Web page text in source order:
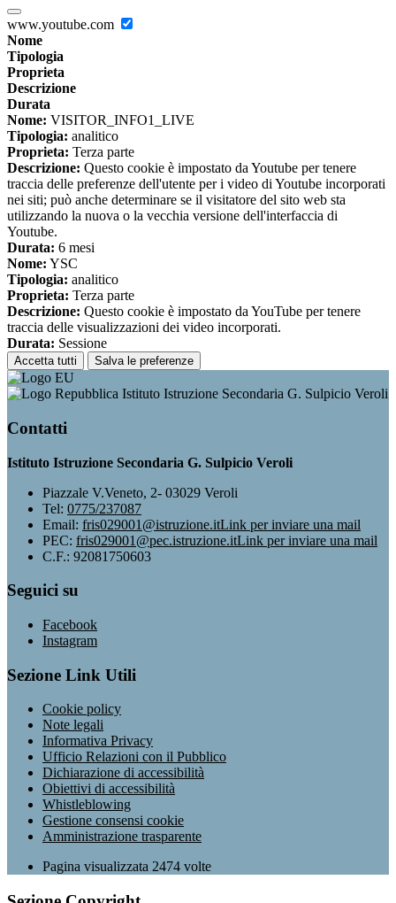
www.youtube.com
Nome
Tipologia
Proprieta
Descrizione
Durata
Nome: VISITOR_INFO1_LIVE
Tipologia: analitico
Proprieta: Terza parte
Descrizione: Questo cookie è impostato da Youtube per tenere
traccia delle preferenze dell'utente per i video di Youtube incorporati
nei siti; può anche determinare se il visitatore del sito web sta
utilizzando la nuova o la vecchia versione dell'interfaccia di
Youtube.
Durata: 6 mesi
Nome: YSC
Tipologia: analitico
Proprieta: Terza parte
Descrizione: Questo cookie è impostato da YouTube per tenere
traccia delle visualizzazioni dei video incorporati.
Durata: Sessione
Accetta tutti Salva le preferenze
Istituto Istruzione Secondaria G. Sulpicio Veroli
Contatti
Istituto Istruzione Secondaria G. Sulpicio Veroli
Piazzale V.Veneto, 2- 03029 Veroli
Tel: 0775/237087
Email: fris029001@istruzione.itLink per inviare una mail
PEC: fris029001@pec.istruzione.itLink per inviare una mail
C.F.: 92081750603
Seguici su
Facebook
Instagram
Sezione Link Utili
Cookie policy
Note legali
Informativa Privacy
Ufficio Relazioni con il Pubblico
Dichiarazione di accessibilità
Obiettivi di accessibilità
Whistleblowing
Gestione consensi cookie
Amministrazione trasparente
Pagina visualizzata 2474 volte